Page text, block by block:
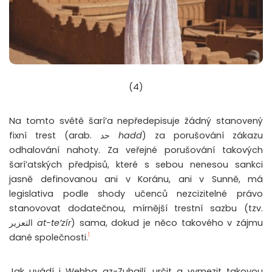
(4)
Na tomto světě šarí’a nepředepisuje žádný stanovený
hadd) za porušování zákazu
odhalování nahoty. Za veřejné porušování takových
šarí’atských předpisů, které s sebou nenesou sankci
jasně definovanou ani v Koránu, ani v Sunně, má
legislativa podle shody učenců nezcizitelné právo
stanovovat dodatečnou, mírnější trestní sazbu (tzv.
at-te’zír) sama, dokud je něco takového v zájmu
dané společnosti.1